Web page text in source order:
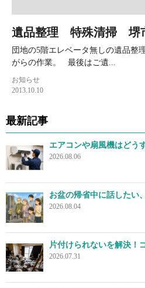
遺品整理 特殊清掃 堺
団地の5階エレベータ無しの遺品
がらの作業。 最後はご遺...
お知らせ
2013.10.10
最新記事
エアコンや扇風機はどう
2026.08.06
お盆の帰省中に話したい
2026.08.04
片付けられないを解決！
2026.07.31